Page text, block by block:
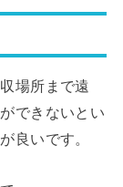
場所まで遠
できないとい
良いです。